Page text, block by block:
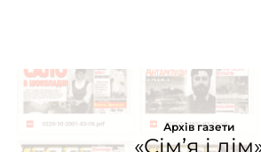
Архів газети
«Сім’я і